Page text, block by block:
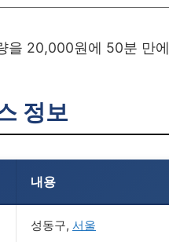
을 20,000원에 50분 만에
정보
내용
성동구, 서울